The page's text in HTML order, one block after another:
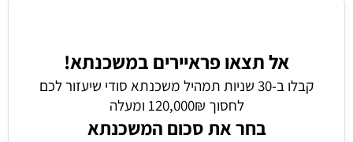
אל תצאו פראיירים במשכנתא!
קבלו ב-30 שניות תמהיל משכנתא סודי שיעזור לכם
לחסוך 120,000₪ ומעלה
בחר את סכום המשכנתא